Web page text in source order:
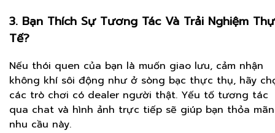
3. Bạn Thích Sự Tương Tác Và Trải Nghiệm
Tế?
Nếu thói quen của bạn là muốn giao lưu, cảm nhận
không khí sôi động như ở sòng bạc thực thụ, hãy
các trò chơi có dealer người thật. Yếu tố tương tác
qua chat và hình ảnh trực tiếp sẽ giúp bạn thỏa mãn
nhu cầu này.